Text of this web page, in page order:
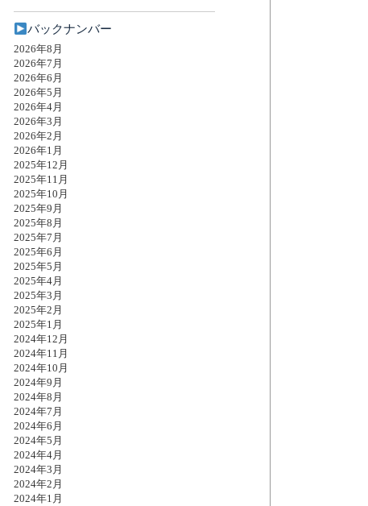
バックナンバー
2026年8月
2026年7月
2026年6月
2026年5月
2026年4月
2026年3月
2026年2月
2026年1月
2025年12月
2025年11月
2025年10月
2025年9月
2025年8月
2025年7月
2025年6月
2025年5月
2025年4月
2025年3月
2025年2月
2025年1月
2024年12月
2024年11月
2024年10月
2024年9月
2024年8月
2024年7月
2024年6月
2024年5月
2024年4月
2024年3月
2024年2月
2024年1月